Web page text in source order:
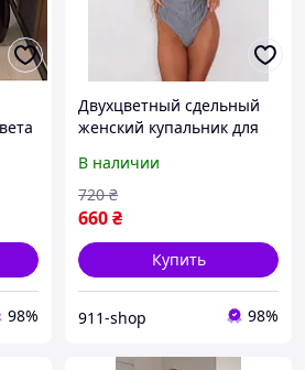
98%
Двухцветный сдельный
женский купальник для
вырезом с завязкой на
шеи
В наличии
660₴
720 ₴
Купить
911-shop 98%